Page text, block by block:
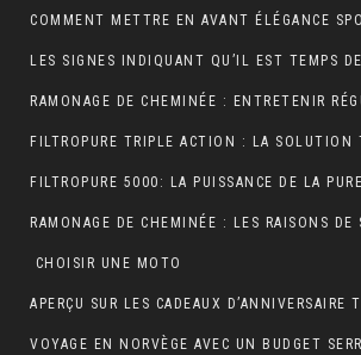
FILTROPURE 5000: LA PUISSANCE DE LA
CHOISIR UNE MOTO
APERÇU SUR LES CADEAUX D’ANNIVERSAIRE